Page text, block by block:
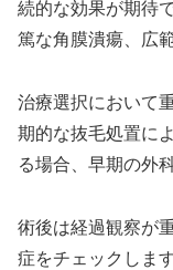
続的な効果が期待
篤な角膜潰瘍、広
治療選択において
期的な抜毛処置に
る場合、早期の外
術後は経過観察が
症をチェックしま